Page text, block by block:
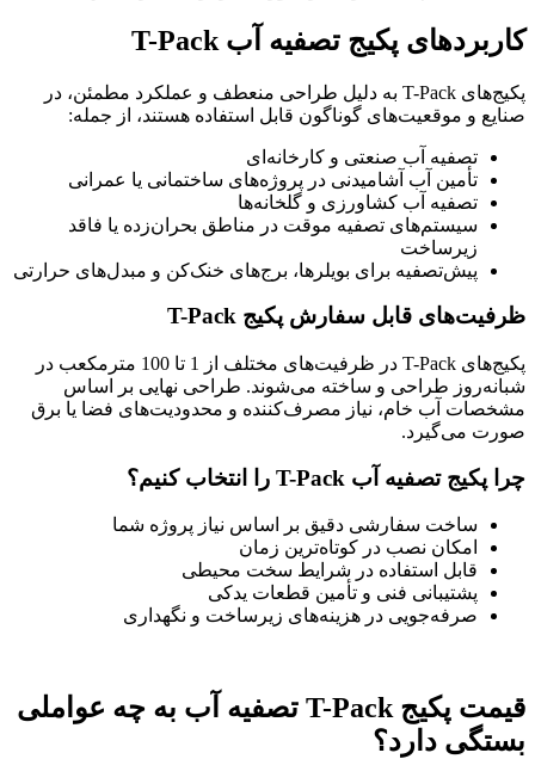
کاربردهای پکیج تصفیه آب T-Pack
پکیج‌های T-Pack به دلیل طراحی منعطف و عملکرد مطمئن، در
صنایع و موقعیت‌های گوناگون قابل استفاده هستند، از جمله:
تصفیه آب صنعتی و کارخانه‌ای
تأمین آب آشامیدنی در پروژه‌های ساختمانی یا عمرانی
تصفیه آب کشاورزی و گلخانه‌ها
سیستم‌های تصفیه موقت در مناطق بحران‌زده یا فاقد
زیرساخت
پیش‌تصفیه برای بویلرها، برج‌های خنک‌کن و مبدل‌های حرارتی
ظرفیت‌های قابل سفارش پکیج T-Pack
پکیج‌های T-Pack در ظرفیت‌های مختلف از 1 تا 100 مترمکعب در
شبانه‌روز طراحی و ساخته می‌شوند. طراحی نهایی بر اساس
مشخصات آب خام، نیاز مصرف‌کننده و محدودیت‌های فضا یا برق
صورت می‌گیرد.
چرا پکیج تصفیه آب T-Pack را انتخاب کنیم؟
ساخت سفارشی دقیق بر اساس نیاز پروژه شما
امکان نصب در کوتاه‌ترین زمان
قابل استفاده در شرایط سخت محیطی
پشتیبانی فنی و تأمین قطعات یدکی
صرفه‌جویی در هزینه‌های زیرساخت و نگهداری
قیمت پکیج T-Pack تصفیه آب به چه عواملی
بستگی دارد؟